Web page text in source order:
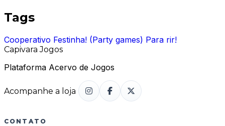
Tags
Cooperativo Festinha! (Party games) Para rir!
Capivara Jogos
Plataforma Acervo de Jogos
Acompanhe a loja
CONTATO